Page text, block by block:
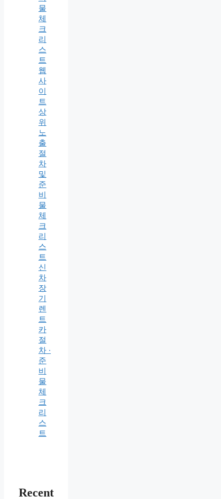
물
체
크
리
스
트
웹
사
이
트
상
위
노
출
절
차
및
준
비
물
체
크
리
스
트
신
차
장
기
렌
트
카
절
차 ·
준
비
물
체
크
리
스
트
Recent